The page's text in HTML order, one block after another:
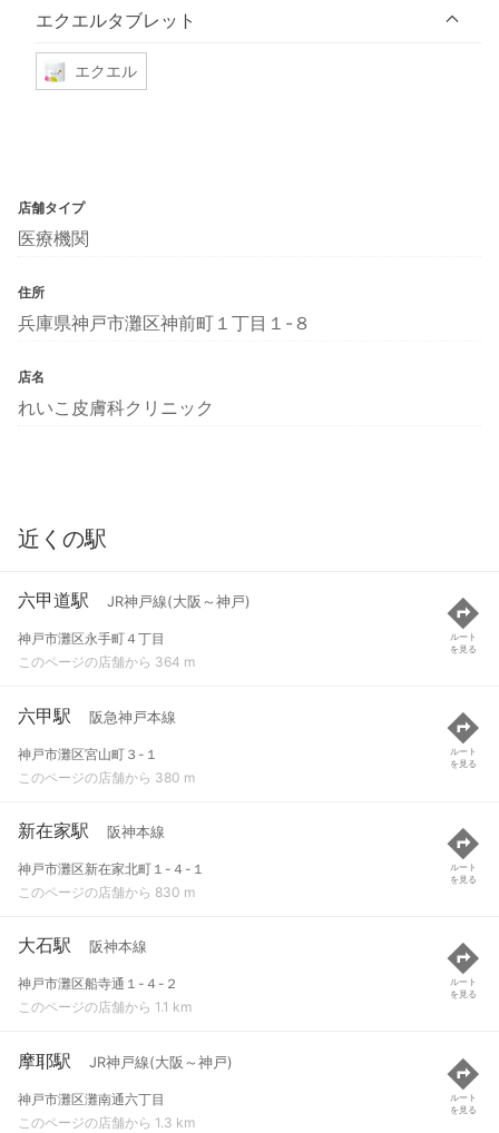
エクエルタブレット
エクエル
店舗タイプ
医療機関
住所
兵庫県神戸市灘区神前町１丁目１-８
店名
れいこ皮膚科クリニック
近くの駅
六甲道駅 JR神戸線(大阪～神戸)
神戸市灘区永手町４丁目
このページの店舗から 364 m
ルート
を見る
六甲駅 阪急神戸本線
神戸市灘区宮山町３-１
このページの店舗から 380 m
ルート
を見る
新在家駅 阪神本線
神戸市灘区新在家北町１-４-１
このページの店舗から 830 m
ルート
を見る
大石駅 阪神本線
神戸市灘区船寺通１-４-２
このページの店舗から 1.1 km
ルート
を見る
摩耶駅 JR神戸線(大阪～神戸)
神戸市灘区灘南通六丁目
このページの店舗から 1.3 km
ルート
を見る